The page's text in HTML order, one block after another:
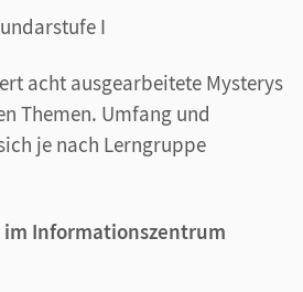
I
acht ausgearbeitete Mysterys
Themen. Umfang und
je nach Lerngruppe
im Informationszentrum